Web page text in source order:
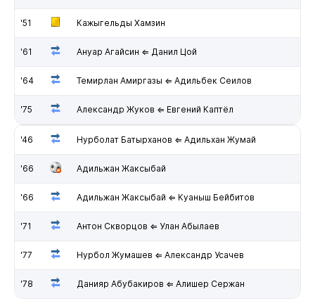
'51 Кажыгельды Хамзин
'61 Ануар Агайсин ⇐ Данил Цой
'64 Темирлан Амиргазы ⇐ Адильбек Сеилов
'75 Александр Жуков ⇐ Евгений Каптёл
'46 Нурболат Батырханов ⇐ Адильхан Жумай
'66 Адильжан Жаксыбай
'66 Адильжан Жаксыбай ⇐ Куаныш Бейбитов
'71 Антон Скворцов ⇐ Улан Абылаев
'77 Нурбол Жумашев ⇐ Александр Усачев
'78 Данияр Абубакиров ⇐ Алишер Сержан